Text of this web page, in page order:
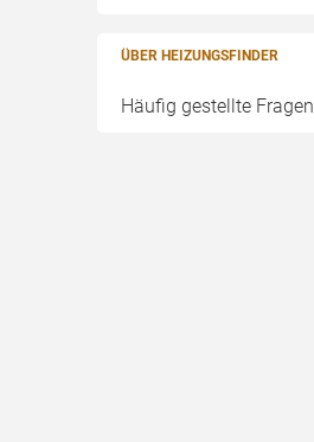
ÜBER HEIZUNGSFINDER
Häufig gestellte Fragen